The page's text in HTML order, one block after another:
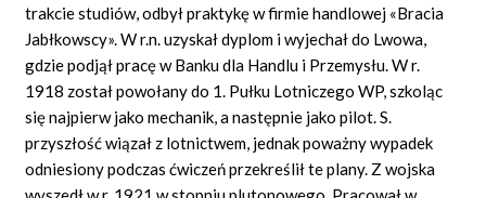
trakcie studiów, odbył praktykę w firmie handlowej «Bracia
Jabłkowscy».W r.n. uzyskał dyplom i wyjechał do Lwowa,
gdzie podjął pracę w Banku dla Handlu i Przemysłu. W r.
1918 został powołany do 1. Pułku Lotniczego WP, szkoląc
się najpierw jako mechanik, a następnie jako pilot. S.
przyszłość wiązał z lotnictwem, jednak poważny wypadek
odniesiony podczas ćwiczeń przekreślił te plany. Z wojska